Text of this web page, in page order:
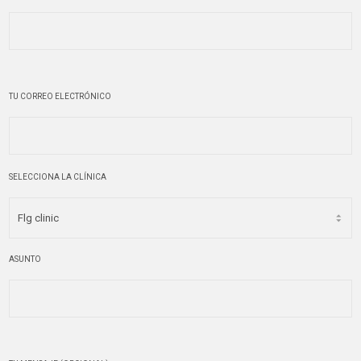
TU CORREO ELECTRÓNICO
SELECCIONA LA CLÍNICA
ASUNTO